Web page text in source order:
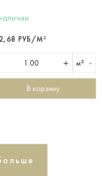
РУБ/М²
м²
В корзину